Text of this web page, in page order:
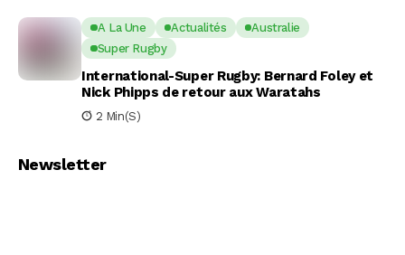
A La Une Actualités
Australie
Super Rugby
International-Super Rugby: Bernard Foley et
Nick Phipps de retour aux Waratahs
2 Min(s)
Newsletter